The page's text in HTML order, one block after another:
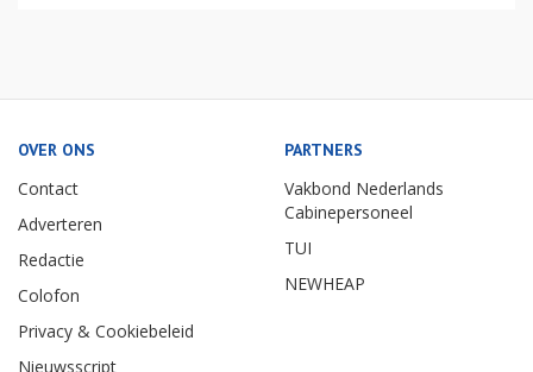
OVER ONS
Contact
Adverteren
Redactie
Colofon
Privacy & Cookiebeleid
Nieuwsscript
PARTNERS
Vakbond Nederlands
Cabinepersoneel
TUI
NEWHEAP